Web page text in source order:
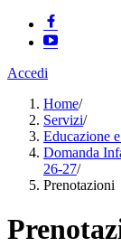
Accedi
Home/
Servizi/
Educazione
Domanda
26-27/
Prenotazioni